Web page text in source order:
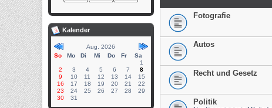
Fotografie
Autos
Recht und Gesetz
Politik
Kalender
Aug. 2026
So
Mo Di Mi Do Fr
Sa
1
2
3 4 5 6 7
8
9
10 11 12 13 14
15
16
17 18 19 20 21
22
23
24 25 26 27 28
29
30
31